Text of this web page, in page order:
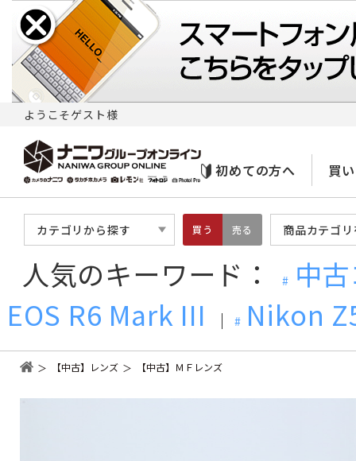
ようこそゲスト様
初めての方へ 買
カテゴリから探す 買う 売る 商品カテゴ
人気のキーワード：
中
EOS R6 Mark III
Nikon
【中古】レンズ 【中古】ＭＦレンズ